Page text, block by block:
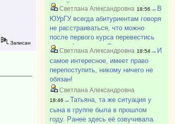
Записан
умный парень из деревни, не
хватало денег, приходилось
работать и много пропускать. Был
самым лучшим в группе. И так
бывает.
Светлана Александровна 18:56 →В
ЮУрГУ всегда абитуриентам говоря
не расстраиваться, что можно
после первого курса перевестись
на др. факультет. Смотрю по
вакантным местам в ЮУрГУ с
каждым курсом всё больше
свободных мест и больше!
Светлана Александровна 18:54→И
самое интересное, имеет право
перепоступить, никому ничего не
обязан!
Светлана Александровна
18:46 →Татьяна, та же ситуация у
сына в группе была в прошлом
году. Ранее здесь её озвучивала.